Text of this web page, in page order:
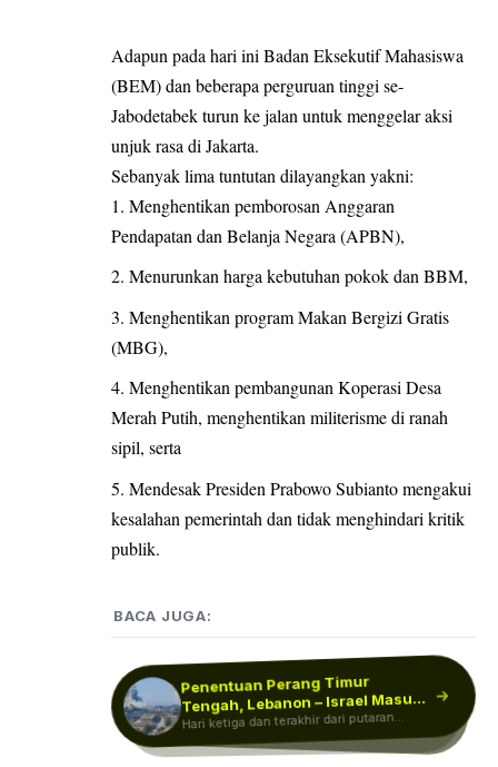
Adapun pada hari ini Badan Eksekutif Mahasiswa
(BEM) dan beberapa perguruan tinggi se-
Jabodetabek turun ke jalan untuk menggelar aksi
unjuk rasa di Jakarta.
Sebanyak lima tuntutan dilayangkan yakni:
Menghentikan pemborosan Anggaran
Pendapatan dan Belanja Negara (APBN),
Menurunkan harga kebutuhan pokok dan BBM,
Menghentikan program Makan Bergizi Gratis
(MBG),
Menghentikan pembangunan Koperasi Desa
Merah Putih, menghentikan militerisme di ranah
sipil, serta
Mendesak Presiden Prabowo Subianto mengakui
kesalahan pemerintah dan tidak menghindari kritik
publik.
BACA JUGA:
Penentuan Perang Timur
Tengah, Lebanon – Israel Masuki
Putaran Negosiasi…
Hari ketiga dan terakhir dari putaran
ketujuh negosiasi Lebanon-Israel yang
dimediasi AS…
Rupiah Ditutup Menguat
Rp17.923 per Dolar AS, Tapi IHSG
Merosot…
Nilai tukar rupiah dan Indeks Harga
Saham Gabungan (IHSG) ditutup tak
sejalan…
Rupiah Pagi Ini Menguat ke
Rp17.914 per Dolar AS, Intip…
Nilai tukar rupiah dibuka menguat 0,11
persen atau 19 poin, ke level…